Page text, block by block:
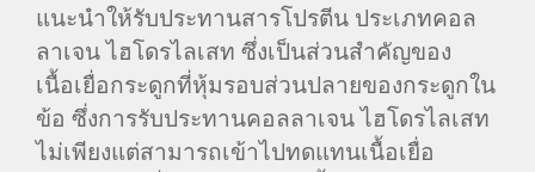
แนะนำให้รับประทานสารโปรตีน ประเภทคอล
ลาเจน ไฮโดรไลเสท ซึ่งเป็นส่วนสำคัญของ
เนื้อเยื่อกระดูกที่หุ้มรอบส่วนปลายของกระดูกใน
ข้อ ซึ่งการรับประทานคอลลาเจน ไฮโดรไลเสท
ไม่เพียงแต่สามารถเข้าไปทดแทนเนื้อเยื่อ